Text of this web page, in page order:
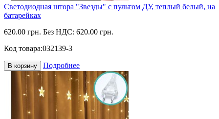
Светодиодная штора "Звезды" с пультом ДУ, теплый белый, на
батарейках
620.00 грн. Без НДС: 620.00 грн.
Код товара:032139-3
В корзину Подробнее